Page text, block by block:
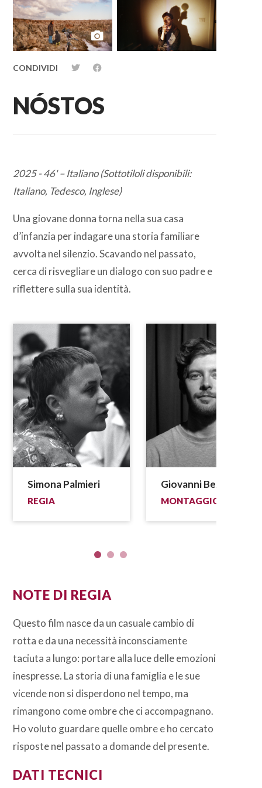
1
minute,
26
seconds
CONDIVIDI
NÓSTOS
2025 - 46' – Italiano (Sottotiloli disponibili:
Italiano, Tedesco, Inglese)
Una giovane donna torna nella sua casa
d’infanzia per indagare una storia familiare
avvolta nel silenzio. Scavando nel passato,
cerca di risvegliare un dialogo con suo padre e
riflettere sulla sua identità.
Simona Palmieri
REGIA
Giovanni Bez
MONTAGGIO
NOTE DI REGIA
Questo film nasce da un casuale cambio di
rotta e da una necessità inconsciamente
taciuta a lungo: portare alla luce delle emozioni
inespresse. La storia di una famiglia e le sue
vicende non si disperdono nel tempo, ma
rimangono come ombre che ci accompagnano.
Ho voluto guardare quelle ombre e ho cercato
risposte nel passato a domande del presente.
DATI TECNICI